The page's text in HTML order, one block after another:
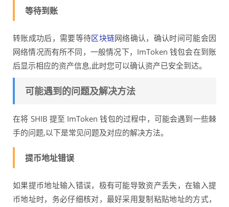
等待到账
转账成功后，需要等待区块链网络确认，确认时间可能会因
网络情况而有所不同，一般情况下，ImToken 钱包会在到账
后显示相应的资产信息,此时您可以确认资产已安全到达。
可能遇到的问题及解决方法
在将 SHIB 提至 ImToken 钱包的过程中，可能会遇到一些棘
手的问题,以下是常见问题及对应的解决方法。
提币地址错误
如果提币地址输入错误，极有可能导致资产丢失，在输入提
币地址时，务必仔细核对，最好采用复制粘贴地址的方式，